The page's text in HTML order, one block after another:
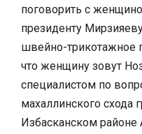
поговорить с
президенту
швейно-трикотажное
что женщину зовут
специалистом по
махаллинского схода
Избасканском